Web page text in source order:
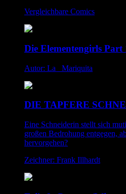
Vergleichbare Comics
Die Elementengirls Part
Autor: La _Mariquita
DIE TAPFERE
Eine Schneiderin stellt sich
großen Bedrohung entgegen,
hervorgehen?
Zeichner: Frank Illhardt